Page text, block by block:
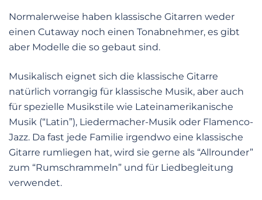
Normalerweise haben klassische Gitarren weder
einen Cutaway noch einen Tonabnehmer, es gibt
aber Modelle die so gebaut sind.
Musikalisch eignet sich die klassische Gitarre
natürlich vorrangig für klassische Musik, aber auch
für spezielle Musikstile wie Lateinamerikanische
Musik (“Latin”), Liedermacher-Musik oder Flamenco-
Jazz. Da fast jede Familie irgendwo eine klassische
Gitarre rumliegen hat, wird sie gerne als “Allrounder”
zum “Rumschrammeln” und für Liedbegleitung
verwendet.